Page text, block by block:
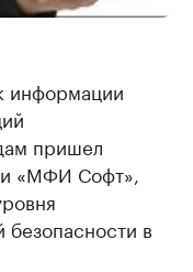
информации
пришел
«МФИ Софт»,
в